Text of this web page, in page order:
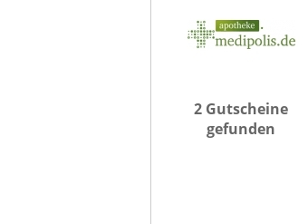
2 Gutscheine
gefunden